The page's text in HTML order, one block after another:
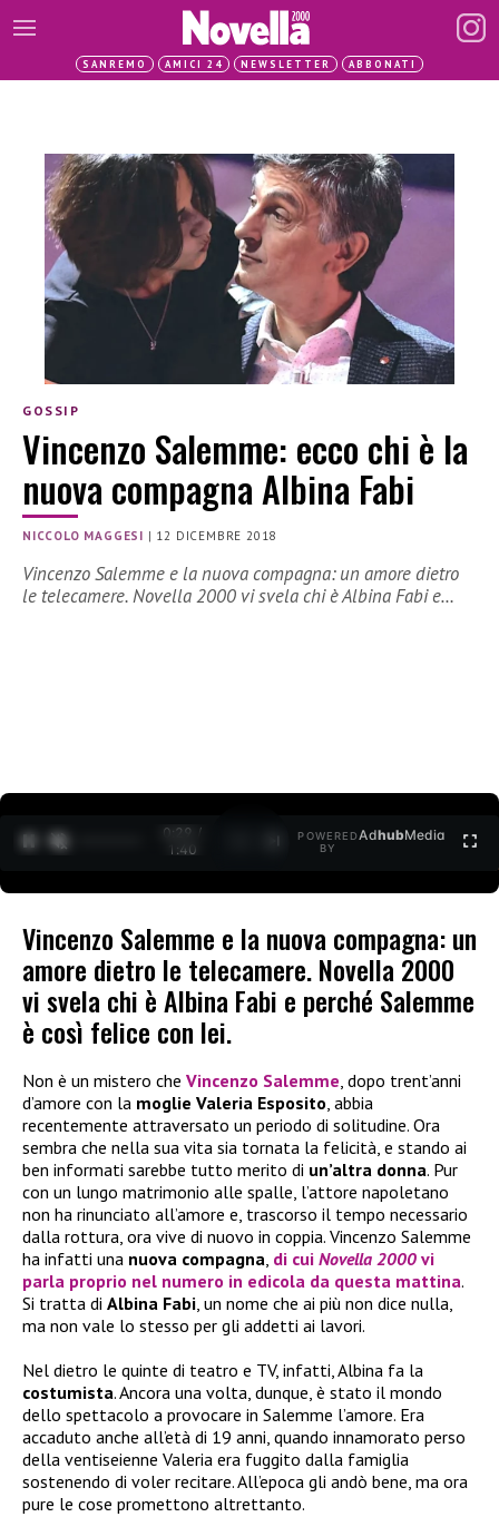
SANREMO AMICI 24 NEWSLETTER ABBONATI
GOSSIP
Vincenzo Salemme: ecco chi è la
nuova compagna Albina Fabi
NICCOLO MAGGESI | 12 DICEMBRE 2018
Vincenzo Salemme e la nuova compagna: un amore dietro
le telecamere. Novella 2000 vi svela chi è Albina Fabi e…
0:30 /
1:40
POWERED
BY
AdhubMedia
Vincenzo Salemme e la nuova compagna: un
amore dietro le telecamere. Novella 2000
vi svela chi è Albina Fabi e perché Salemme
è così felice con lei.
Non è un mistero che Vincenzo Salemme, dopo trent’anni
d’amore con la moglie Valeria Esposito, abbia
recentemente attraversato un periodo di solitudine. Ora
sembra che nella sua vita sia tornata la felicità, e stando ai
ben informati sarebbe tutto merito di un’altra donna. Pur
con un lungo matrimonio alle spalle, l’attore napoletano
non ha rinunciato all’amore e, trascorso il tempo necessario
dalla rottura, ora vive di nuovo in coppia. Vincenzo Salemme
ha infatti una nuova compagna, di cui Novella 2000 vi
parla proprio nel numero in edicola da questa mattina.
Si tratta di Albina Fabi, un nome che ai più non dice nulla,
ma non vale lo stesso per gli addetti ai lavori.
Nel dietro le quinte di teatro e TV, infatti, Albina fa la
costumista. Ancora una volta, dunque, è stato il mondo
dello spettacolo a provocare in Salemme l’amore. Era
accaduto anche all’età di 19 anni, quando innamorato perso
della ventiseienne Valeria era fuggito dalla famiglia
sostenendo di voler recitare. All’epoca gli andò bene, ma ora
pure le cose promettono altrettanto.